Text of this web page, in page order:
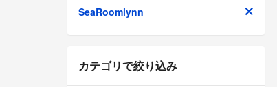
SeaRoomlynn
カテゴリで絞り込み